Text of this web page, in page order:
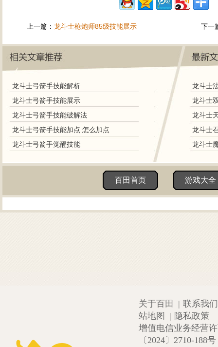
上一篇： 龙斗士枪炮师85级技能展示 下一
龙斗士弓箭手技能解析
龙斗士弓箭手技能展示
龙斗士弓箭手技能破解法
龙斗士弓箭手技能加点 怎么加点
龙斗士弓箭手觉醒技能
龙斗士
龙斗士
龙斗士
龙斗士
龙斗士
百田首页 游戏大全
关于百田 | 联系我们
站地图
| 隐私政策
增值电信业务经营
〔2024〕2710-188号